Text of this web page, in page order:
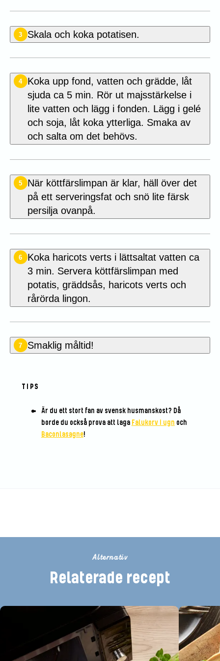
3 Skala och koka potatisen.
4
Koka upp fond, vatten och grädde, låt
sjuda ca 5 min. Rör ut majsstärkelse i
lite vatten och lägg i fonden. Lägg i gelé
och soja, låt koka ytterliga. Smaka av
och salta om det behövs.
5
När köttfärslimpan är klar, häll över det
på ett serveringsfat och snö lite färsk
persilja ovanpå.
6
Koka haricots verts i lättsaltat vatten ca
3 min. Servera köttfärslimpan med
potatis, gräddsås, haricots verts och
rårörda lingon.
7 Smaklig måltid!
TIPS
Är du ett stort fan av svensk husmanskost? Då
borde du också prova att laga Falukorv i ugn och
Baconlasagne!
Alternativ
Relaterade recept